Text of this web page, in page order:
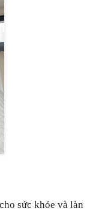
sức khỏe và làn